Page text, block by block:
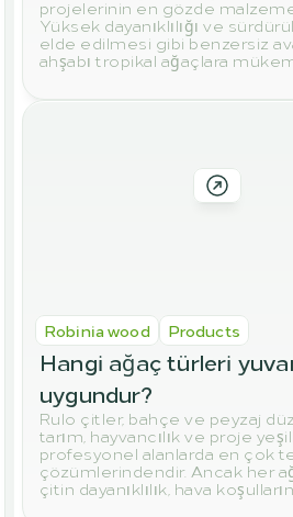
projelerinin en gözde
Yüksek dayanıklılığı ve
elde edilmesi gibi benzersiz
ahşabı tropikal ağaçlara
haline getirir. Bahçenizde,
Robinia wood Products
Hangi ağaç türleri
uygundur?
Rulo çitler, bahçe ve peyzaj
tarım, hayvancılık ve proje
profesyonel alanlarda en çok
çözümlerindendir. Ancak her
çitin dayanıklılık, hava
uzun ömür gibi yüksek